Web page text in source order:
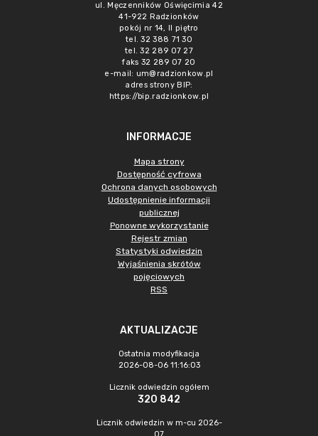
ul. Męczenników Oświęcimia 42
41-922 Radzionków
pokój nr 14, II piętro
tel. 32 388 71 30
tel. 32 289 07 27
faks 32 289 07 20
e-mail: um@radzionkow.pl
adres strony BIP:
https://bip.radzionkow.pl
INFORMACJE
Mapa strony
Dostępność cyfrowa
Ochrona danych osobowych
Udostępnienie informacji
publicznej
Ponowne wykorzystanie
Rejestr zmian
Statystyki odwiedzin
Wyjaśnienia skrótów
pojęciowych
RSS
AKTUALIZACJE
Ostatnia modyfikacja
2026-08-06 11:16:03
Licznik odwiedzin ogółem
320 842
Licznik odwiedzin w m-cu 2026-